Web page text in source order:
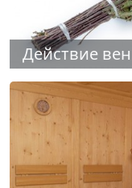
Действие